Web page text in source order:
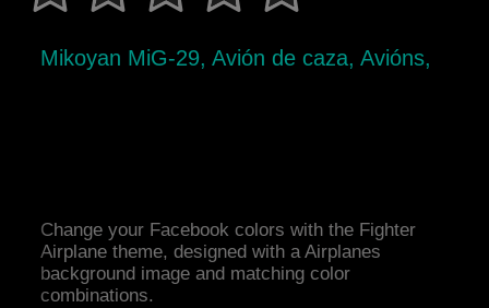
Mikoyan MiG-29, Avión de caza, Avións,
Change your Facebook colors with the Fighter
Airplane theme, designed with a Airplanes
background image and matching color
combinations.